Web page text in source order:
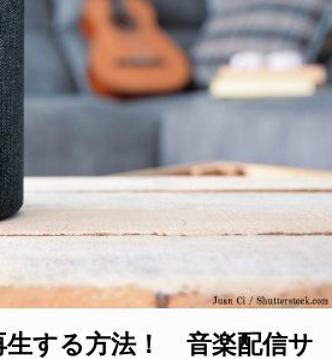
生する方法！ 音楽配信サ